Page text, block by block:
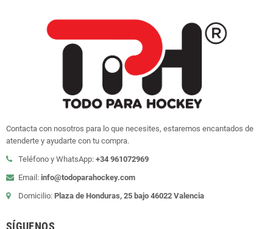
Contacta con nosotros para lo que necesites, estaremos encantados de
atenderte y ayudarte con tu compra.
Teléfono y WhatsApp: +34 961072969
Email: info@todoparahockey.com
Domicilio: Plaza de Honduras, 25 bajo 46022 Valencia
SÍGUENOS